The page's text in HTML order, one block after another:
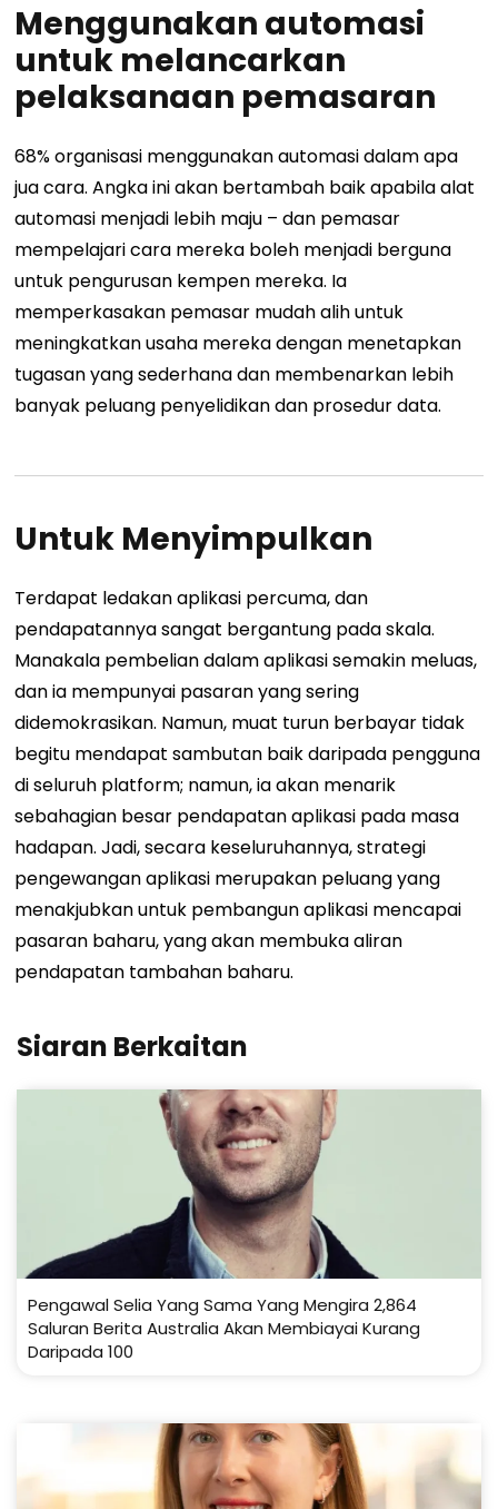
Menggunakan automasi
untuk melancarkan
pelaksanaan pemasaran
68% organisasi menggunakan automasi dalam apa
jua cara. Angka ini akan bertambah baik apabila alat
automasi menjadi lebih maju – dan pemasar
mempelajari cara mereka boleh menjadi berguna
untuk pengurusan kempen mereka. Ia
memperkasakan pemasar mudah alih untuk
meningkatkan usaha mereka dengan menetapkan
tugasan yang sederhana dan membenarkan lebih
banyak peluang penyelidikan dan prosedur data.
Untuk Menyimpulkan
Terdapat ledakan aplikasi percuma, dan
pendapatannya sangat bergantung pada skala.
Manakala pembelian dalam aplikasi semakin meluas,
dan ia mempunyai pasaran yang sering
didemokrasikan. Namun, muat turun berbayar tidak
begitu mendapat sambutan baik daripada pengguna
di seluruh platform; namun, ia akan menarik
sebahagian besar pendapatan aplikasi pada masa
hadapan. Jadi, secara keseluruhannya, strategi
pengewangan aplikasi merupakan peluang yang
menakjubkan untuk pembangun aplikasi mencapai
pasaran baharu, yang akan membuka aliran
pendapatan tambahan baharu.
Siaran Berkaitan
Pengawal Selia Yang Sama Yang Mengira 2,864
Saluran Berita Australia Akan Membiayai Kurang
Daripada 100